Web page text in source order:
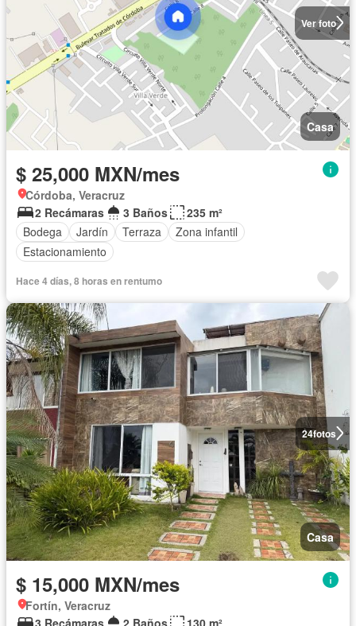
Ver foto
Casa
$ 25,000 MXN/mes
Córdoba, Veracruz
2 Recámaras
3 Baños
235 m²
Bodega
Jardín Terraza
Zona infantil
Estacionamiento
Hace 4 días, 8 horas en rentumo
24fotos
Casa
$ 15,000 MXN/mes
Fortín, Veracruz
3 Recámaras
2 Baños 130 m²